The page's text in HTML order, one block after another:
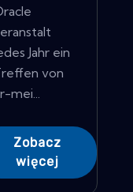
Jahr ein
von
mei...
Zobacz
więcej